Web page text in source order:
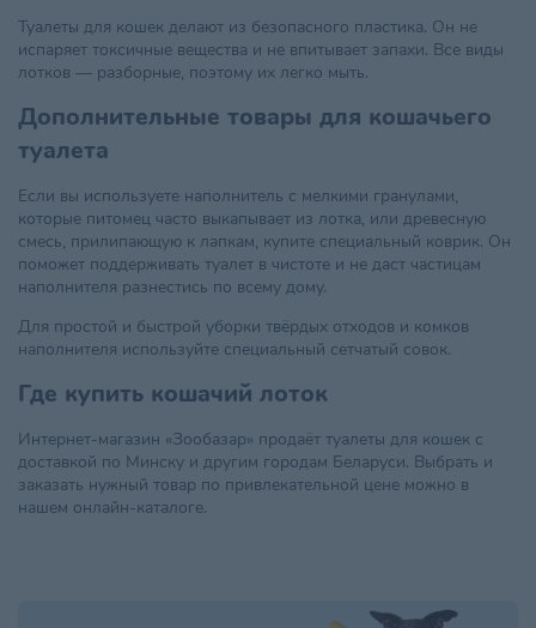
Туалеты для кошек делают из безопасного пластика. Он не
испаряет токсичные вещества и не впитывает запахи. Все виды
лотков — разборные, поэтому их легко мыть.
Дополнительные товары для кошачьего
туалета
Если вы используете наполнитель с мелкими гранулами,
которые питомец часто выкапывает из лотка, или древесную
смесь, прилипающую к лапкам, купите специальный коврик. Он
поможет поддерживать туалет в чистоте и не даст частицам
наполнителя разнестись по всему дому.
Для простой и быстрой уборки твёрдых отходов и комков
наполнителя используйте специальный сетчатый совок.
Где купить кошачий лоток
Интернет-магазин «Зообазар» продаёт туалеты для кошек с
доставкой по Минску и другим городам Беларуси. Выбрать и
заказать нужный товар по привлекательной цене можно в
нашем онлайн-каталоге.